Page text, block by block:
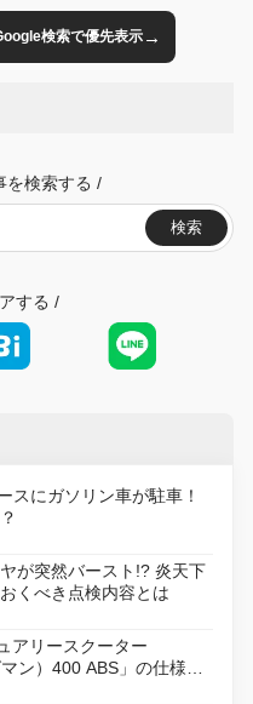
検索で優先表示→
を検索する /
検索
する /
スにガソリン車が駐車！
が突然バースト!? 炎天下
くべき点検内容とは
アリースクーター
ン）400 ABS」の仕様を